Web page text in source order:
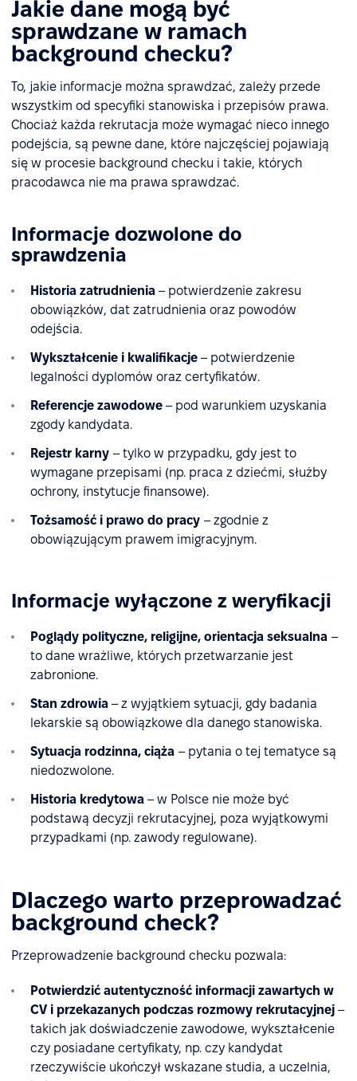
Jakie dane mogą być
sprawdzane w ramach
background checku?
To, jakie informacje można sprawdzać, zależy przede
wszystkim od specyfiki stanowiska i przepisów prawa.
Chociaż każda rekrutacja może wymagać nieco innego
podejścia, są pewne dane, które najczęściej pojawiają
się w procesie background checku i takie, których
pracodawca nie ma prawa sprawdzać.
Informacje dozwolone do
sprawdzenia
Historia zatrudnienia – potwierdzenie zakresu
obowiązków, dat zatrudnienia oraz powodów
odejścia.
Wykształcenie i kwalifikacje – potwierdzenie
legalności dyplomów oraz certyfikatów.
Referencje zawodowe – pod warunkiem uzyskania
zgody kandydata.
Rejestr karny – tylko w przypadku, gdy jest to
wymagane przepisami (np. praca z dziećmi, służby
ochrony, instytucje finansowe).
Tożsamość i prawo do pracy – zgodnie z
obowiązującym prawem imigracyjnym.
Informacje wyłączone z weryfikacji
Poglądy polityczne, religijne, orientacja seksualna –
to dane wrażliwe, których przetwarzanie jest
zabronione.
Stan zdrowia – z wyjątkiem sytuacji, gdy badania
lekarskie są obowiązkowe dla danego stanowiska.
Sytuacja rodzinna, ciąża – pytania o tej tematyce są
niedozwolone.
Historia kredytowa – w Polsce nie może być
podstawą decyzji rekrutacyjnej, poza wyjątkowymi
przypadkami (np. zawody regulowane).
Dlaczego warto przeprowadzać
background check?
Przeprowadzenie background checku pozwala:
Potwierdzić autentyczność informacji zawartych w
CV i przekazanych podczas rozmowy rekrutacyjnej –
takich jak doświadczenie zawodowe, wykształcenie
czy posiadane certyfikaty, np. czy kandydat
rzeczywiście ukończył wskazane studia, a uczelnia,